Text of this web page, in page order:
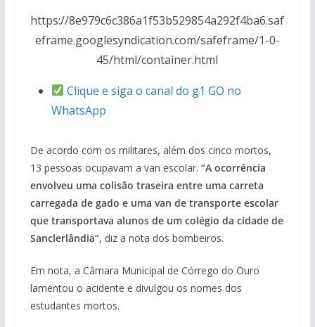
https://8e979c6c386a1f53b529854a292f4ba6.saf
eframe.googlesyndication.com/safeframe/1-0-
45/html/container.html
Clique e siga o canal do g1 GO no
WhatsApp
De acordo com os militares, além dos cinco mortos,
13 pessoas ocupavam a van escolar. “A ocorrência
envolveu uma colisão traseira entre uma carreta
carregada de gado e uma van de transporte escolar
que transportava alunos de um colégio da cidade de
Sanclerlândia”, diz a nota dos bombeiros.
Em nota, a Câmara Municipal de Córrego do Ouro
lamentou o acidente e divulgou os nomes dos
estudantes mortos.